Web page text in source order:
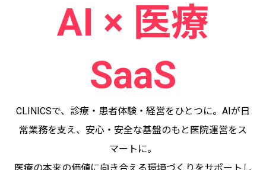
AI × 医療
SaaS
CLINICSで、診療・患者体験・経営をひとつに。AIが日
常業務を支え、安心・安全な基盤のもと医院運営をス
マートに。